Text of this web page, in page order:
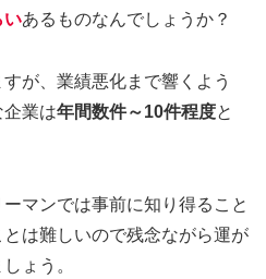
いあるものなんでしょうか？
が、業績悪化まで響くよう
業は年間数件～10件程度と
マンでは事前に知り得ること
は難しいので残念ながら運が
ょう。